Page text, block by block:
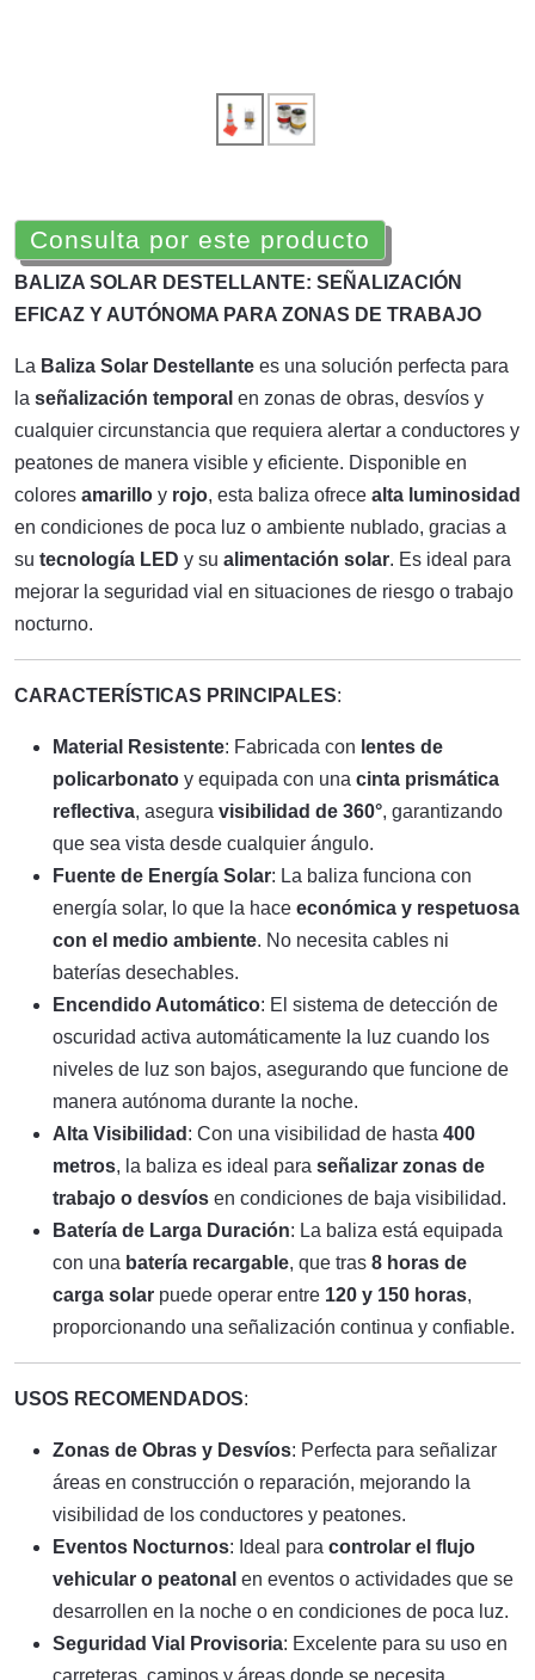
Consulta por este producto
BALIZA SOLAR DESTELLANTE: SEÑALIZACIÓN
EFICAZ Y AUTÓNOMA PARA ZONAS DE TRABAJO
La Baliza Solar Destellante es una solución perfecta para
la señalización temporal en zonas de obras, desvíos y
cualquier circunstancia que requiera alertar a conductores y
peatones de manera visible y eficiente. Disponible en
colores amarillo y rojo, esta baliza ofrece alta luminosidad
en condiciones de poca luz o ambiente nublado, gracias a
su tecnología LED y su alimentación solar. Es ideal para
mejorar la seguridad vial en situaciones de riesgo o trabajo
nocturno.
CARACTERÍSTICAS PRINCIPALES:
Material Resistente: Fabricada con lentes de
policarbonato y equipada con una cinta prismática
reflectiva, asegura visibilidad de 360°, garantizando
que sea vista desde cualquier ángulo.
Fuente de Energía Solar: La baliza funciona con
energía solar, lo que la hace económica y respetuosa
con el medio ambiente. No necesita cables ni
baterías desechables.
Encendido Automático: El sistema de detección de
oscuridad activa automáticamente la luz cuando los
niveles de luz son bajos, asegurando que funcione de
manera autónoma durante la noche.
Alta Visibilidad : Con una visibilidad de hasta 400
metros, la baliza es ideal para señalizar zonas de
trabajo o desvíos en condiciones de baja visibilidad.
Batería de Larga Duración: La baliza está equipada
con una batería recargable, que tras 8 horas de
carga solar puede operar entre 120 y 150 horas,
proporcionando una señalización continua y confiable.
USOS RECOMENDADOS:
Zonas de Obras y Desvíos: Perfecta para señalizar
áreas en construcción o reparación, mejorando la
visibilidad de los conductores y peatones.
Eventos Nocturnos: Ideal para controlar el flujo
vehicular o peatonal en eventos o actividades que se
desarrollen en la noche o en condiciones de poca luz.
Seguridad Vial Provisoria: Excelente para su uso en
carreteras, caminos y áreas donde se necesita